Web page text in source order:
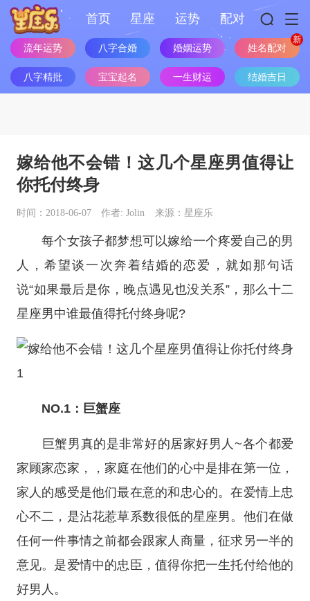
首页 星座 运势 配对
流年运势 八字合婚 婚姻运势 姓名配对
八字精批 宝宝起名 一生财运 结婚吉日
嫁给他不会错！这几个星座男值得让
你托付终身
时间：2018-06-07 作者: Jolin 来源：星座乐
每个女孩子都梦想可以嫁给一个疼爱自己的男
人，希望谈一次奔着结婚的恋爱，就如那句话
说“如果最后是你，晚点遇见也没关系”，那么十二
星座男中谁最值得托付终身呢?
NO.1： 巨蟹座
巨蟹男真的是非常好的居家好男人~各个都爱
家顾家恋家，，家庭在他们的心中是排在第一位，
家人的感受是他们最在意的和忠心的。在爱情上忠
心不二，是沾花惹草系数很低的星座男。他们在做
任何一件事情之前都会跟家人商量，征求另一半的
意见。是爱情中的忠臣，值得你把一生托付给他的
好男人。